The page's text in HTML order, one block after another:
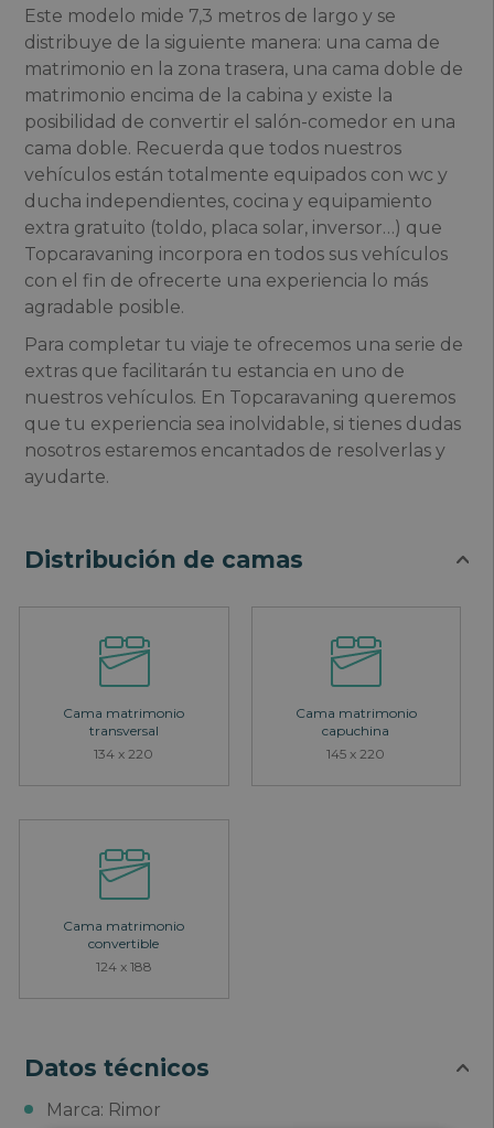
Este modelo mide 7,3 metros de largo y se
distribuye de la siguiente manera: una cama de
matrimonio en la zona trasera, una cama doble de
matrimonio encima de la cabina y existe la
posibilidad de convertir el salón-comedor en una
cama doble. Recuerda que todos nuestros
vehículos están totalmente equipados con wc y
ducha independientes, cocina y equipamiento
extra gratuito (toldo, placa solar, inversor…) que
Topcaravaning incorpora en todos sus vehículos
con el fin de ofrecerte una experiencia lo más
agradable posible.
Para completar tu viaje te ofrecemos una serie de
extras que facilitarán tu estancia en uno de
nuestros vehículos. En Topcaravaning queremos
que tu experiencia sea inolvidable, si tienes dudas
nosotros estaremos encantados de resolverlas y
ayudarte.
Distribución de camas
Cama matrimonio
transversal
134 x 220
Cama matrimonio
capuchina
145 x 220
Cama matrimonio
convertible
124 x 188
Datos técnicos
Marca: Rimor